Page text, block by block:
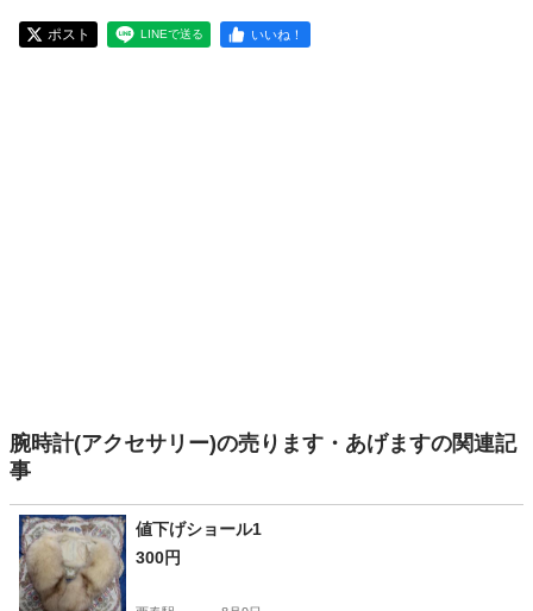
ポスト LINEで送る いいね！
腕時計(アクセサリー)の売ります・あげますの関連記
事
値下げショール1
300円